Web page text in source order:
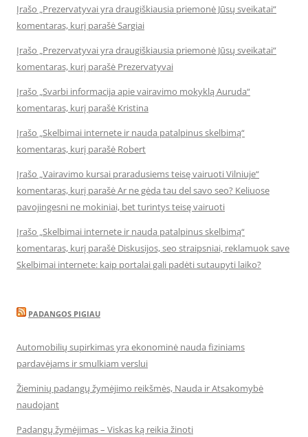
Įrašo „Prezervatyvai yra draugiškiausia priemonė Jūsų sveikatai“
komentaras, kurį parašė Sargiai
Įrašo „Prezervatyvai yra draugiškiausia priemonė Jūsų sveikatai“
komentaras, kurį parašė Prezervatyvai
Įrašo „Svarbi informacija apie vairavimo mokyklą Auruda“
komentaras, kurį parašė Kristina
Įrašo „Skelbimai internete ir nauda patalpinus skelbimą“
komentaras, kurį parašė Robert
Įrašo „Vairavimo kursai praradusiems teisę vairuoti Vilniuje“
komentaras, kurį parašė Ar ne gėda tau del savo seo? Keliuose
pavojingesni ne mokiniai, bet turintys teisę vairuoti
Įrašo „Skelbimai internete ir nauda patalpinus skelbimą“
komentaras, kurį parašė Diskusijos, seo straipsniai, reklamuok save
Skelbimai internete: kaip portalai gali padėti sutaupyti laiko?
PADANGOS PIGIAU
Automobilių supirkimas yra ekonominė nauda fiziniams
pardavėjams ir smulkiam verslui
Žieminių padangų žymėjimo reikšmės, Nauda ir Atsakomybė
naudojant
Padangų žymėjimas – Viskas ką reikia žinoti